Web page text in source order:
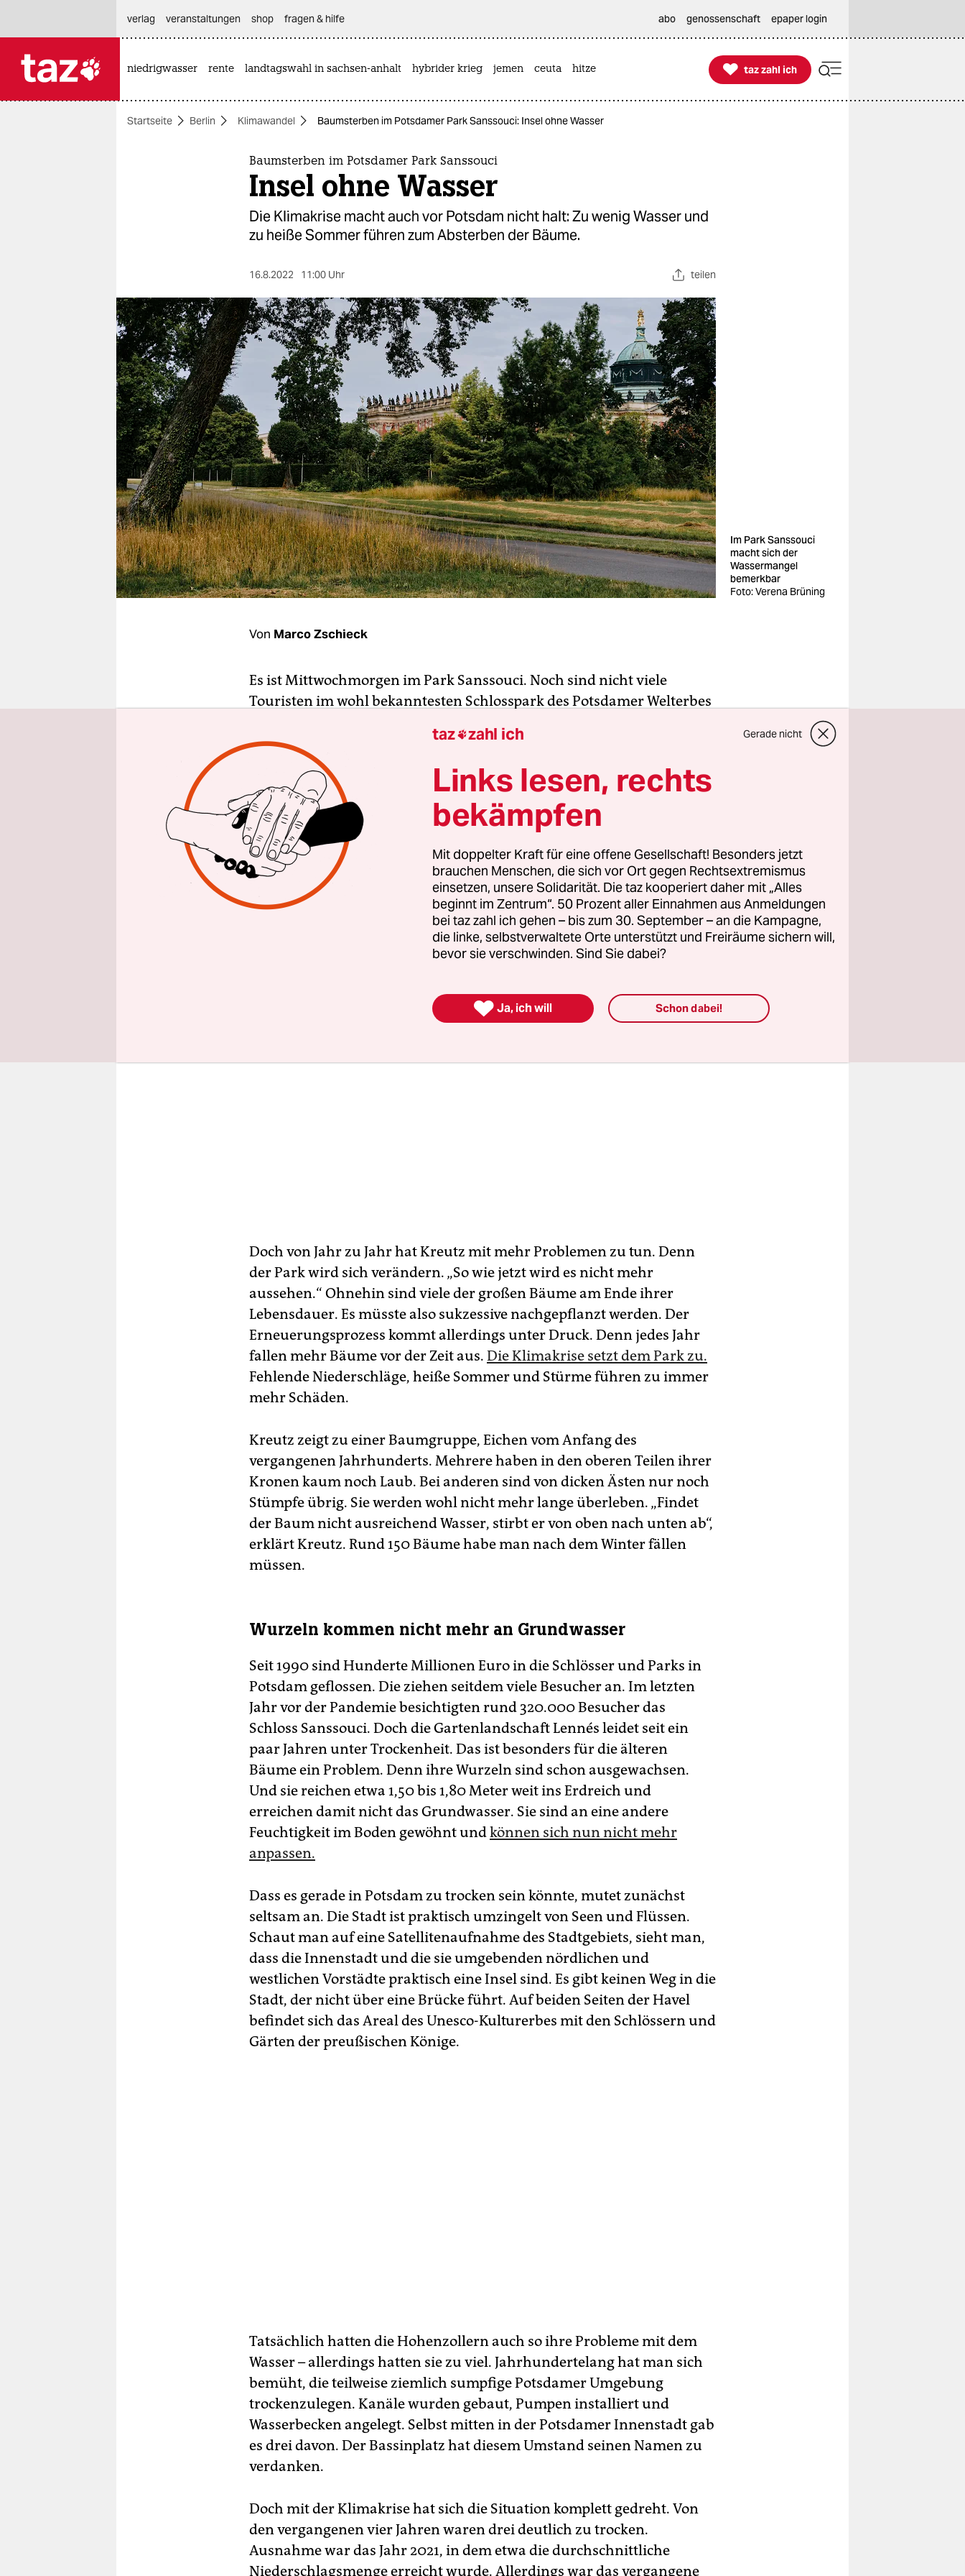
themen
berlin
nord
wahrheit
verlag
verlag
veranstaltungen
shop
fragen & hilfe
unterstützen
abo
verlag
veranstaltungen shop fragen & hilfe abo genossenschaft epaper login
niedrigwasser rente landtagswahl in sachsen-anhalt hybrider krieg jemen ceuta hitze 
taz zahl ich
taz zahl ich
Startseite Berlin Klimawandel Baumsterben im Potsdamer Park Sanssouci: Insel ohne Wasser
Baumsterben im Potsdamer Park Sanssouci
Insel ohne Wasser
Die Klimakrise macht auch vor Potsdam nicht halt: Zu wenig Wasser und
zu heiße Sommer führen zum Absterben der Bäume.
16.8.2022 11:00 Uhr teilen
Im Park Sanssouci
macht sich der
Wassermangel
bemerkbar
Foto: Verena Brüning
Von Marco Zschieck
Es ist Mittwochmorgen im Park Sanssouci. Noch sind nicht viele
Touristen im wohl bekanntesten Schlosspark des Potsdamer Welterbes
Im Schlepp hat er einen Tank. Über einen Schlauch bewässert ein
Mitarbeiter der Stiftung Preußische Schlösser und Gärten junge
Bäume in einer Baumgruppe unweit des Neuen Palais.
Ralf Kreutz winkt ihm zu. Er ist einer von drei Revierleitern im Park
Sanssouci und zuständig für den westlichen Teil des 300 Hektar
großen Gartendenkmals. „Hier haben wir viele waldartige Bereiche“,
erklärt er. Zehn Jahre arbeitet der ausgebildete Gärtner und
Landschaftsarchitekt schon für die Schlösserstiftung. Es ist sein
Traumjob, sagt er. Er könne die ganze Palette seiner Fähigkeiten
anwenden. „Es ist nie langweilig.“
Doch von Jahr zu Jahr hat Kreutz mit mehr Problemen zu tun. Denn
der Park wird sich verändern. „So wie jetzt wird es nicht mehr
aussehen.“ Ohnehin sind viele der großen Bäume am Ende ihrer
Lebensdauer. Es müsste also sukzessive nachgepflanzt werden. Der
Erneuerungsprozess kommt allerdings unter Druck. Denn jedes Jahr
fallen mehr Bäume vor der Zeit aus. Die Klimakrise setzt dem Park zu.
Fehlende Niederschläge, heiße Sommer und Stürme führen zu immer
mehr Schäden.
Kreutz zeigt zu einer Baumgruppe, Eichen vom Anfang des
vergangenen Jahrhunderts. Mehrere haben in den oberen Teilen ihrer
Kronen kaum noch Laub. Bei anderen sind von dicken Ästen nur noch
Stümpfe übrig. Sie werden wohl nicht mehr lange überleben. „Findet
der Baum nicht ausreichend Wasser, stirbt er von oben nach unten ab“,
erklärt Kreutz. Rund 150 Bäume habe man nach dem Winter fällen
müssen.
Wurzeln kommen nicht mehr an Grundwasser
Seit 1990 sind Hunderte Millionen Euro in die Schlösser und Parks in
Potsdam geflossen. Die ziehen seitdem viele Besucher an. Im letzten
Jahr vor der Pandemie besichtigten rund 320.000 Besucher das
Schloss Sanssouci. Doch die Gartenlandschaft Lennés leidet seit ein
paar Jahren unter Trockenheit. Das ist besonders für die älteren
Bäume ein Problem. Denn ihre Wurzeln sind schon ausgewachsen.
Und sie reichen etwa 1,50 bis 1,80 Meter weit ins Erdreich und
erreichen damit nicht das Grundwasser. Sie sind an eine andere
Feuchtigkeit im Boden gewöhnt undkönnen sich nun nicht mehr
anpassen.
Dass es gerade in Potsdam zu trocken sein könnte, mutet zunächst
seltsam an. Die Stadt ist praktisch umzingelt von Seen und Flüssen.
Schaut man auf eine Satellitenaufnahme des Stadtgebiets, sieht man,
dass die Innenstadt und die sie umgebenden nördlichen und
westlichen Vorstädte praktisch eine Insel sind. Es gibt keinen Weg in die
Stadt, der nicht über eine Brücke führt. Auf beiden Seiten der Havel
befindet sich das Areal des Unesco-Kulturerbes mit den Schlössern und
Gärten der preußischen Könige.
Tatsächlich hatten die Hohenzollern auch so ihre Probleme mit dem
Wasser – allerdings hatten sie zu viel. Jahrhundertelang hat man sich
bemüht, die teilweise ziemlich sumpfige Potsdamer Umgebung
trockenzulegen. Kanäle wurden gebaut, Pumpen installiert und
Wasserbecken angelegt. Selbst mitten in der Potsdamer Innenstadt gab
es drei davon. Der Bassinplatz hat diesem Umstand seinen Namen zu
verdanken.
Doch mit der Klimakrise hat sich die Situation komplett gedreht. Von
den vergangenen vier Jahren waren drei deutlich zu trocken.
Ausnahme war das Jahr 2021, in dem etwa die durchschnittliche
Niederschlagsmenge erreicht wurde. Allerdings war das vergangene
taz zahl ich Gerade nicht
Links lesen, rechts
bekämpfen
Mit doppelter Kraft für eine offene Gesellschaft! Besonders jetzt
brauchen Menschen, die sich vor Ort gegen Rechtsextremismus
einsetzen, unsere Solidarität. Die taz kooperiert daher mit „Alles
beginnt im Zentrum“. 50 Prozent aller Einnahmen aus Anmeldungen
bei taz zahl ich gehen – bis zum 30. September – an die Kampagne,
die linke, selbstverwaltete Orte unterstützt und Freiräume sichern will,
bevor sie verschwinden. Sind Sie dabei?
 Ja, ich will Schon dabei!